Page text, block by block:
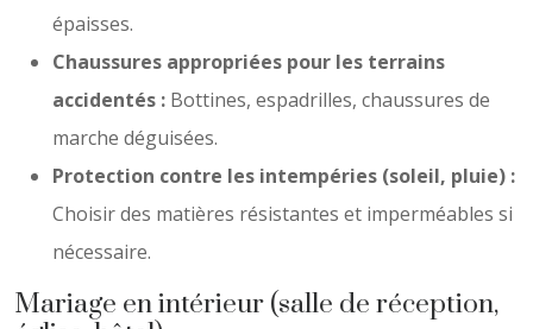
épaisses.
Chaussures appropriées pour les terrains
accidentés : Bottines, espadrilles, chaussures de
marche déguisées.
Protection contre les intempéries (soleil, pluie) :
Choisir des matières résistantes et imperméables si
nécessaire.
Mariage en intérieur (salle de réception,